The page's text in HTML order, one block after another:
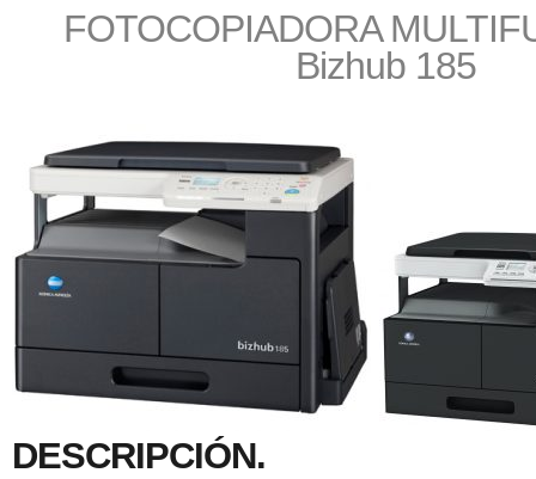
FOTOCOPIADORA
Bizhub 185
DESCRIPCIÓN.